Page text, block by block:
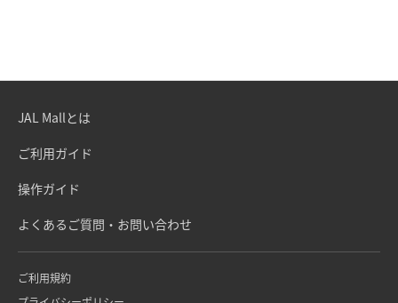
JAL Mallとは
ご利用ガイド
操作ガイド
よくあるご質問・お問い合わせ
ご利用規約